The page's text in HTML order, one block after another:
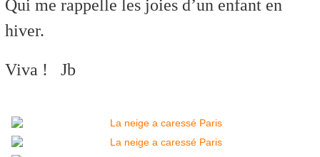
Qui me rappelle les joies d’un enfant en
hiver.
Viva ! Jb